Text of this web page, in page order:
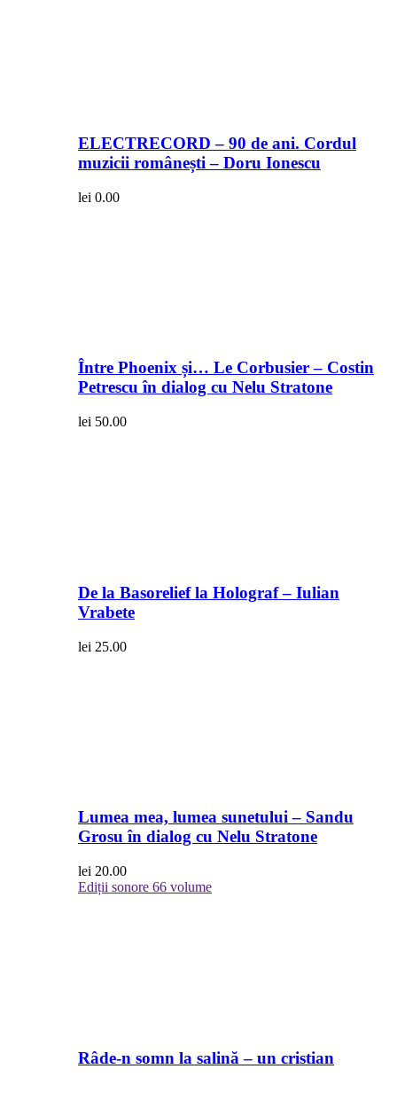
ELECTRECORD – 90 de ani. Cordul
muzicii românești – Doru Ionescu
lei 0.00
Între Phoenix și… Le Corbusier – Costin
Petrescu în dialog cu Nelu Stratone
lei 50.00
De la Basorelief la Holograf – Iulian
Vrabete
lei 25.00
Lumea mea, lumea sunetului – Sandu
Grosu în dialog cu Nelu Stratone
lei 20.00
Ediții sonore 66 volume
Râde-n somn la salină – un cristian